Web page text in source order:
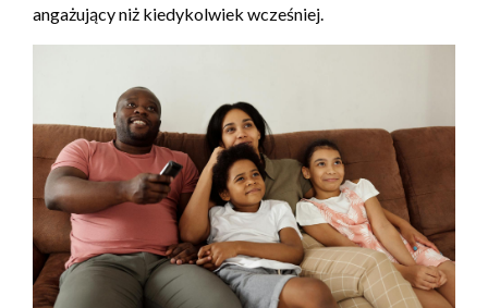
angażujący niż kiedykolwiek wcześniej.